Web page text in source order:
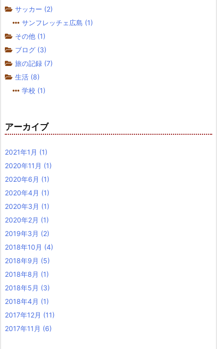
サッカー (2)
サンフレッチェ広島 (1)
その他 (1)
ブログ (3)
旅の記録 (7)
生活 (8)
学校 (1)
アーカイブ
2021年1月 (1)
2020年11月 (1)
2020年6月 (1)
2020年4月 (1)
2020年3月 (1)
2020年2月 (1)
2019年3月 (2)
2018年10月 (4)
2018年9月 (5)
2018年8月 (1)
2018年5月 (3)
2018年4月 (1)
2017年12月 (11)
2017年11月 (6)